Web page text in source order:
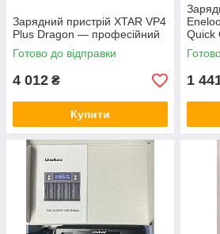
Пропонуємо
зарядки за
В наявності зарядні
батарей різних типів. При
можливість оформити
Зарядний пристрій XTAR VP4
Plus Dragon — професійний
Готово до відправки
4 012 ₴
Купити
Quick
1